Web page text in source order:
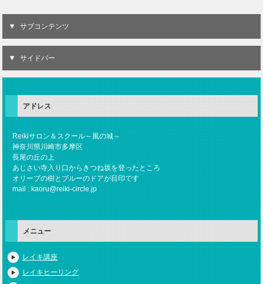
サブコンテンツ
サイドバー
アドレス
Reikiサロン＆スクール～風の城～
神奈川県川崎市多摩区
長尾の丘の上
あじさい寺入り口からきつね坂を登ったところ
オリーブの樹とブルーのドアが目印です
mail : kaoru@reiki-circle.jp
メニュー
レイキ講座
レイキヒーリング